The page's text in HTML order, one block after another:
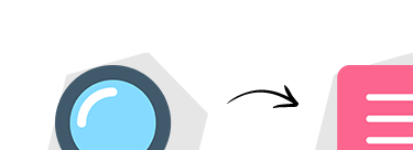
на улице